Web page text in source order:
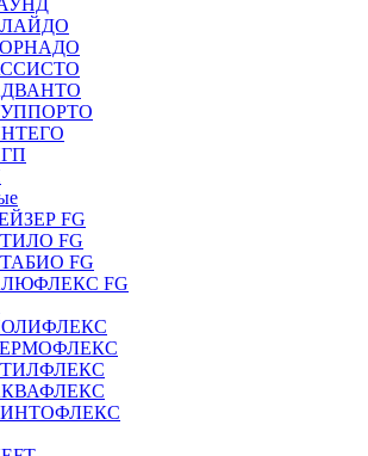
FG
FG
FG
FG